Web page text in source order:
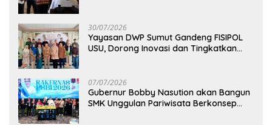
30/07/2026
Yayasan DWP Sumut Gandeng FISIPOL
USU, Dorong Inovasi dan Tingkatkan
07/07/2026
Gubernur Bobby Nasution akan Bangun
SMK Unggulan Pariwisata Berkonsep